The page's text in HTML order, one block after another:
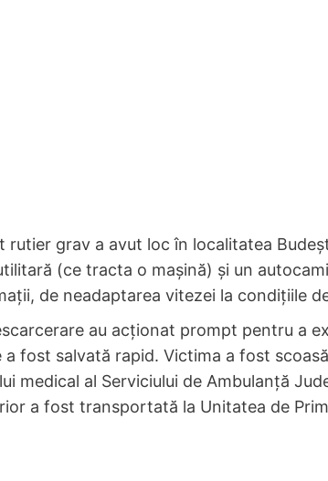
grav a avut loc în localitatea
(ce tracta o mașină) și un
de neadaptarea vitezei la condițiile
au acționat prompt pentru a
fost salvată rapid. Victima a fost
medical al Serviciului de Ambulanță
a fost transportată la Unitatea de